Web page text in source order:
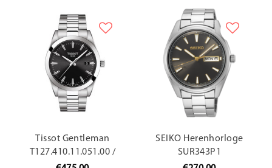
Tissot Gentleman
T127.410.11.051.00 /
40mm
SEIKO Herenhorloge
SUR343P1